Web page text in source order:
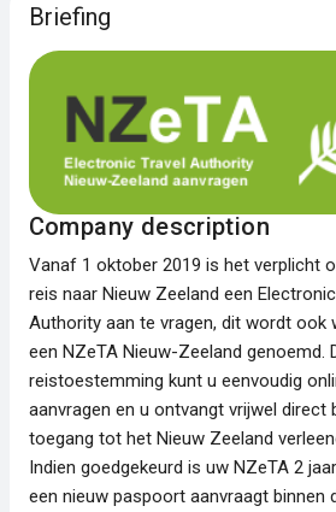
Briefing
Company description
Vanaf 1 oktober 2019 is het verplicht
reis naar Nieuw Zeeland een
Authority aan te vragen, dit wordt ook
een NZeTA Nieuw-Zeeland genoemd.
reistoestemming kunt u eenvoudig
aanvragen en u ontvangt vrijwel direct
toegang tot het Nieuw Zeeland
Indien goedgekeurd is uw NZeTA 2
een nieuw paspoort aanvraagt binnen